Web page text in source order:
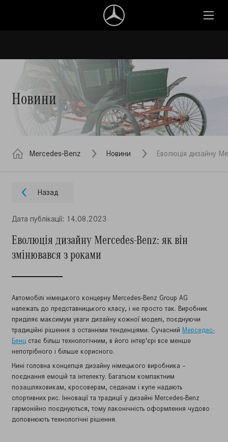
Новини
Mercedes-Benz Новини Еволюція дизайну
Назад
Дата публiкацiї: 14.08.2023
Еволюція дизайну Mercedes-Benz: як він
змінювався з роками
Автомобілі німецького концерну Mercedes-Benz Group AG
належать до представницького класу, і не просто так. Виробник
приділяє максимум уваги дизайну кожної моделі, поєднуючи
традиційні рішення з останніми тенденціями. Сучасний Мерседес-
Бенц стає більш технологічним, в його інтер'єрі все менше
непотрібного і більше корисного.
Нині головна концепція дизайну німецького виробника –
поєднання емоцій та інтелекту. Багатьом компактним
позашляховикам, кросоверам, седанам і купе надають
спортивних рис. Інновації та традиції у дизайні Mercedes-Benz
гармонійно поєднуються, тому лаконічність оформлення чудово
доповнюють технологічні рішення.